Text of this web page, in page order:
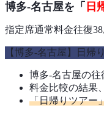
博多-名古屋を「 日
指定席通常料金往復
【博多-名古屋】日帰
博多-名古屋の往
料金比較の結果
「日帰りツアー